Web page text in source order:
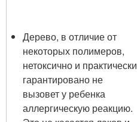
Дерево, в отличие от
некоторых полимеров,
нетоксично и практически
гарантировано не
вызовет у ребенка
аллергическую реакцию.